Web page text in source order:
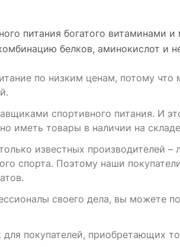
питания богатого витаминами
белков, аминокислот и
по низким ценам, потому
спортивного питания. И
иметь товары в наличии на
известных производителей –
спорта. Поэтому наши
своего дела, вы можете
покупателей, приобретающих